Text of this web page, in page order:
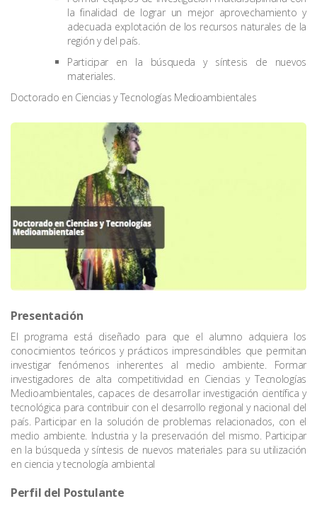
la finalidad de lograr un mejor aprovechamiento y
adecuada explotación de los recursos naturales de la
región y del país.
Participar en la búsqueda y síntesis de nuevos
materiales.
Doctorado en Ciencias y Tecnologías Medioambientales
Presentación
El programa está diseñado para que el alumno adquiera los
conocimientos teóricos y prácticos imprescindibles que permitan
investigar fenómenos inherentes al medio ambiente. Formar
investigadores de alta competitividad en Ciencias y Tecnologías
Medioambientales, capaces de desarrollar investigación científica y
tecnológica para contribuir con el desarrollo regional y nacional del
país. Participar en la solución de problemas relacionados, con el
medio ambiente. Industria y la preservación del mismo. Participar
en la búsqueda y síntesis de nuevos materiales para su utilización
en ciencia y tecnología ambiental
Perfil del Postulante